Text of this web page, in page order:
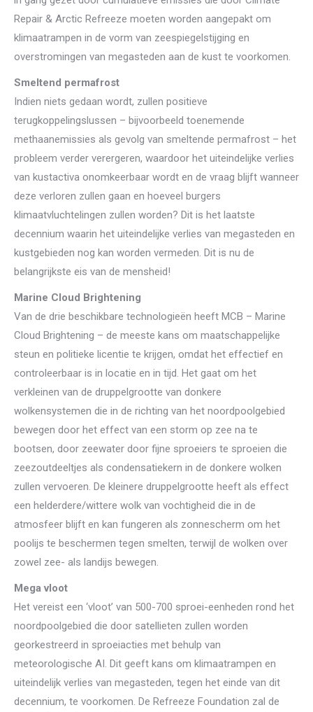
Repair & Arctic Refreeze moeten worden aangepakt om
klimaatrampen in de vorm van zeespiegelstijging en
overstromingen van megasteden aan de kust te voorkomen.
Smeltend permafrost
Indien niets gedaan wordt, zullen positieve
terugkoppelingslussen – bijvoorbeeld toenemende
methaanemissies als gevolg van smeltende permafrost – het
probleem verder verergeren, waardoor het uiteindelijke verlies
van kustactiva onomkeerbaar wordt en de vraag blijft wanneer
deze verloren zullen gaan en hoeveel burgers
klimaatvluchtelingen zullen worden? Dit is het laatste
decennium waarin het uiteindelijke verlies van megasteden en
kustgebieden nog kan worden vermeden. Dit is nu de
belangrijkste eis van de mensheid!
Marine Cloud Brightening
Van de drie beschikbare technologieën heeft MCB – Marine
Cloud Brightening – de meeste kans om maatschappelijke
steun en politieke licentie te krijgen, omdat het effectief en
controleerbaar is in locatie en in tijd. Het gaat om het
verkleinen van de druppelgrootte van donkere
wolkensystemen die in de richting van het noordpoolgebied
bewegen door het effect van een storm op zee na te
bootsen, door zeewater door fijne sproeiers te sproeien die
zeezoutdeeltjes als condensatiekern in de donkere wolken
zullen vervoeren. De kleinere druppelgrootte heeft als effect
een helderdere/wittere wolk van vochtigheid die in de
atmosfeer blijft en kan fungeren als zonnescherm om het
poolijs te beschermen tegen smelten, terwijl de wolken over
zowel zee- als landijs bewegen.
Mega vloot
Het vereist een ‘vloot’ van 500-700 sproei-eenheden rond het
noordpoolgebied die door satellieten zullen worden
georkestreerd in sproeiacties met behulp van
meteorologische AI. Dit geeft kans om klimaatrampen en
uiteindelijk verlies van megasteden, tegen het einde van dit
decennium, te voorkomen. De Refreeze Foundation zal de